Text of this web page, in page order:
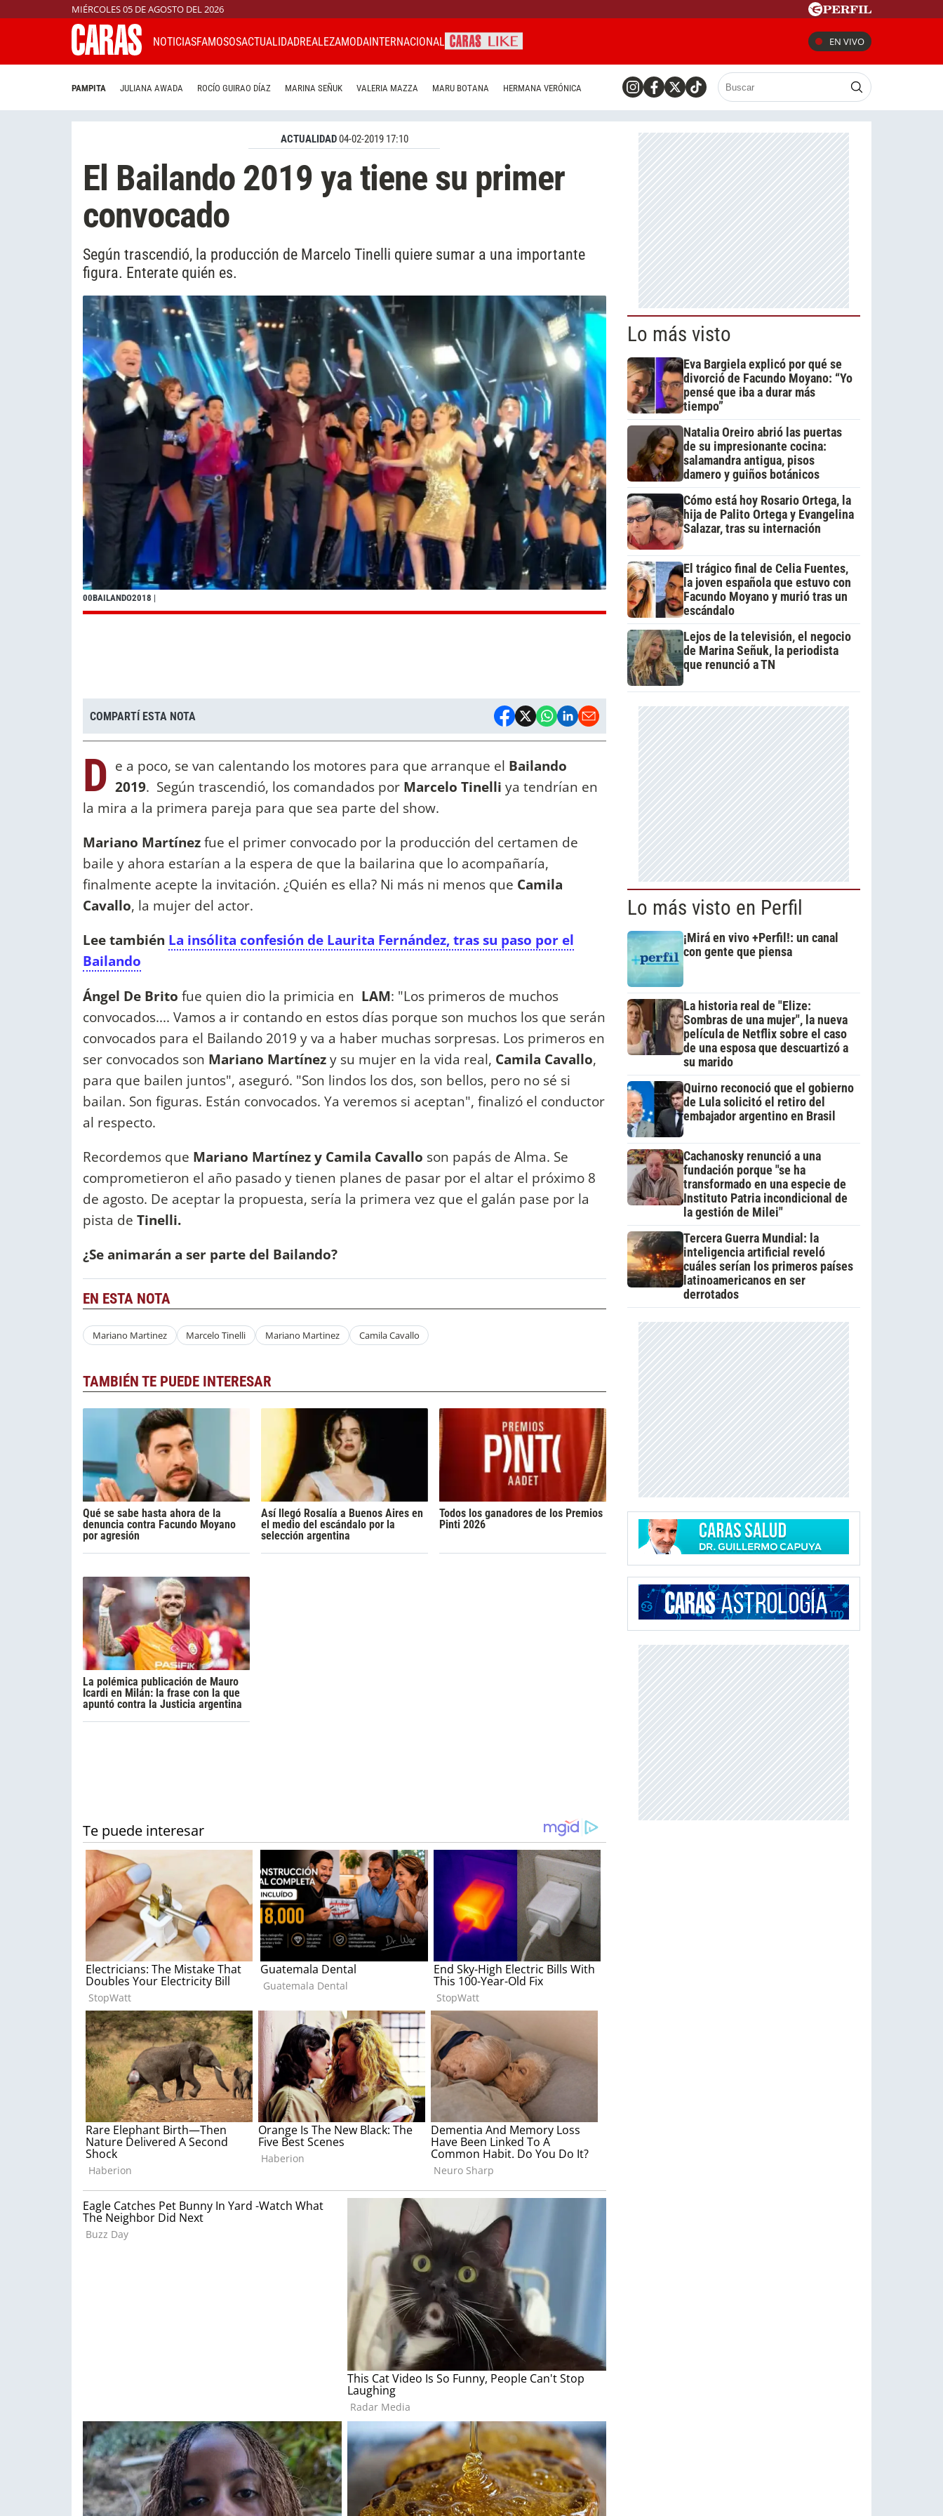
MIÉRCOLES 05 DE AGOSTO DEL 2026
NOTICIASFAMOSOSACTUALIDADREALEZAMODAINTERNACIONAL EN VIVO
PAMPITA JULIANA AWADA ROCÍO GUIRAO DÍAZ MARINA SEÑUK VALERIA MAZZA MARU BOTANA HERMANA VERÓNICA
ACTUALIDAD04-02-2019 17:10
El Bailando 2019 ya tiene su primer
convocado
Según trascendió, la producción de Marcelo Tinelli quiere sumar a una importante
figura. Enterate quién es.
00BAILANDO2018 |
COMPARTÍ ESTA NOTA
D e a poco, se van calentando los motores para que arranque el Bailando
2019. Según trascendió, los comandados por Marcelo Tinelli ya tendrían en
la mira a la primera pareja para que sea parte del show.
Mariano Martínezfue el primer convocado por la producción del certamen de
baile y ahora estarían a la espera de que la bailarina que lo acompañaría,
finalmente acepte la invitación. ¿Quién es ella? Ni más ni menos que Camila
Cavallo, la mujer del actor.
Lee también La insólita confesión de Laurita Fernández, tras su paso por el
Bailando
Ángel De Brito fue quien dio la primicia en LAM: "Los primeros de muchos
convocados.... Vamos a ir contando en estos días porque son muchos los que serán
convocados para el Bailando 2019 y va a haber muchas sorpresas. Los primeros en
ser convocados son Mariano Martínezy su mujer en la vida real, Camila Cavallo,
para que bailen juntos", aseguró. "Son lindos los dos, son bellos, pero no sé si
bailan. Son figuras. Están convocados. Ya veremos si aceptan", finalizó el conductor
al respecto.
Recordemos que Mariano Martínez y Camila Cavallo son papás de Alma. Se
comprometieron el año pasado y tienen planes de pasar por el altar el próximo 8
de agosto. De aceptar la propuesta, sería la primera vez que el galán pase por la
pista de Tinelli.
¿Se animarán a ser parte del Bailando?
EN ESTA NOTA
Mariano Martinez Marcelo Tinelli Mariano Martinez Camila Cavallo
TAMBIÉN TE PUEDE INTERESAR
Qué se sabe hasta ahora de la
denuncia contra Facundo Moyano
por agresión
Así llegó Rosalía a Buenos Aires en
el medio del escándalo por la
selección argentina
Todos los ganadores de los Premios
Pinti 2026
La polémica publicación de Mauro
Icardi en Milán: la frase con la que
apuntó contra la Justicia argentina
Lo más visto
Eva Bargiela explicó por qué se
divorció de Facundo Moyano: “Yo
pensé que iba a durar más
tiempo”
Natalia Oreiro abrió las puertas
de su impresionante cocina:
salamandra antigua, pisos
damero y guiños botánicos
Cómo está hoy Rosario Ortega, la
hija de Palito Ortega y Evangelina
Salazar, tras su internación
El trágico final de Celia Fuentes,
la joven española que estuvo con
Facundo Moyano y murió tras un
escándalo
Lejos de la televisión, el negocio
de Marina Señuk, la periodista
que renunció a TN
Lo más visto en Perfil
¡Mirá en vivo +Perfil!: un canal
con gente que piensa
La historia real de "Elize:
Sombras de una mujer", la nueva
película de Netflix sobre el caso
de una esposa que descuartizó a
su marido
Quirno reconoció que el gobierno
de Lula solicitó el retiro del
embajador argentino en Brasil
Cachanosky renunció a una
fundación porque "se ha
transformado en una especie de
Instituto Patria incondicional de
la gestión de Milei"
Tercera Guerra Mundial: la
inteligencia artificial reveló
cuáles serían los primeros países
latinoamericanos en ser
derrotados